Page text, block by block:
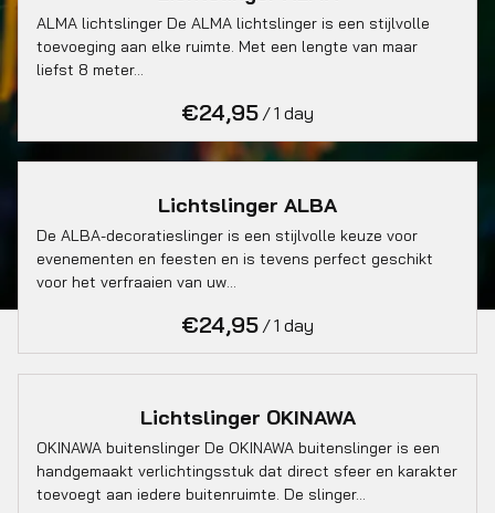
ALMA lichtslinger De ALMA lichtslinger is een stijlvolle
toevoeging aan elke ruimte. Met een lengte van maar
liefst 8 meter…
/
Lichtslinger ALBA
De ALBA-decoratieslinger is een stijlvolle keuze voor
evenementen en feesten en is tevens perfect geschikt
voor het verfraaien van uw…
/
Lichtslinger OKINAWA
OKINAWA buitenslinger De OKINAWA buitenslinger is een
handgemaakt verlichtingsstuk dat direct sfeer en karakter
toevoegt aan iedere buitenruimte. De slinger…